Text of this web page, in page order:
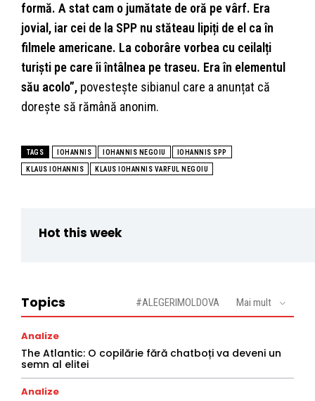
formă. A stat cam o jumătate de oră pe vârf. Era
jovial, iar cei de la SPP nu stăteau lipiți de el ca în
filmele americane. La coborâre vorbea cu ceilalți
turiști pe care îi întâlnea pe traseu. Era în elementul
său acolo”, povestește sibianul care a anunțat că
dorește să rămână anonim.
TAGS IOHANNIS IOHANNIS NEGOIU IOHANNIS SPP
KLAUS IOHANNIS KLAUS IOHANNIS VARFUL NEGOIU
Hot this week
Topics #ALEGERIMOLDOVA Mai mult
Analize
The Atlantic: O copilărie fără chatboți va deveni un
semn al elitei
Analize